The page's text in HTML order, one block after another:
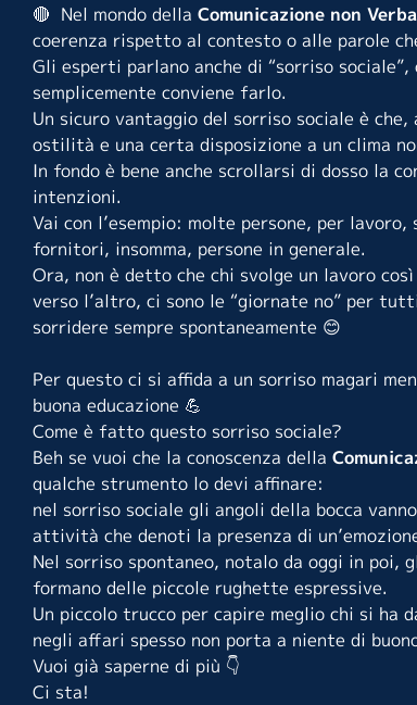
🔴 Nel mondo della Comunicazione non
coerenza rispetto al contesto o alle parole
Gli esperti parlano anche di “sorriso
semplicemente conviene farlo.
Un sicuro vantaggio del sorriso sociale è che,
ostilità e una certa disposizione a un clima
In fondo è bene anche scrollarsi di dosso la
intenzioni.
Vai con l’esempio: molte persone, per
fornitori, insomma, persone in generale.
Ora, non è detto che chi svolge un lavoro
verso l’altro, ci sono le “giornate no” per
sorridere sempre spontaneamente 😊
Per questo ci si affida a un sorriso magari
buona educazione 💪
Come è fatto questo sorriso sociale?
Beh se vuoi che la conoscenza della
qualche strumento lo devi affinare:
nel sorriso sociale gli angoli della bocca
attività che denoti la presenza di
Nel sorriso spontaneo, notalo da oggi in poi,
formano delle piccole rughette espressive.
Un piccolo trucco per capire meglio chi si ha
negli affari spesso non porta a niente di
Vuoi già saperne di più 👇
Ci sta!